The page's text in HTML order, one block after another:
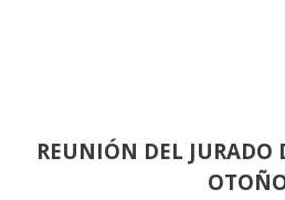
REUNIÓN DEL JURADO